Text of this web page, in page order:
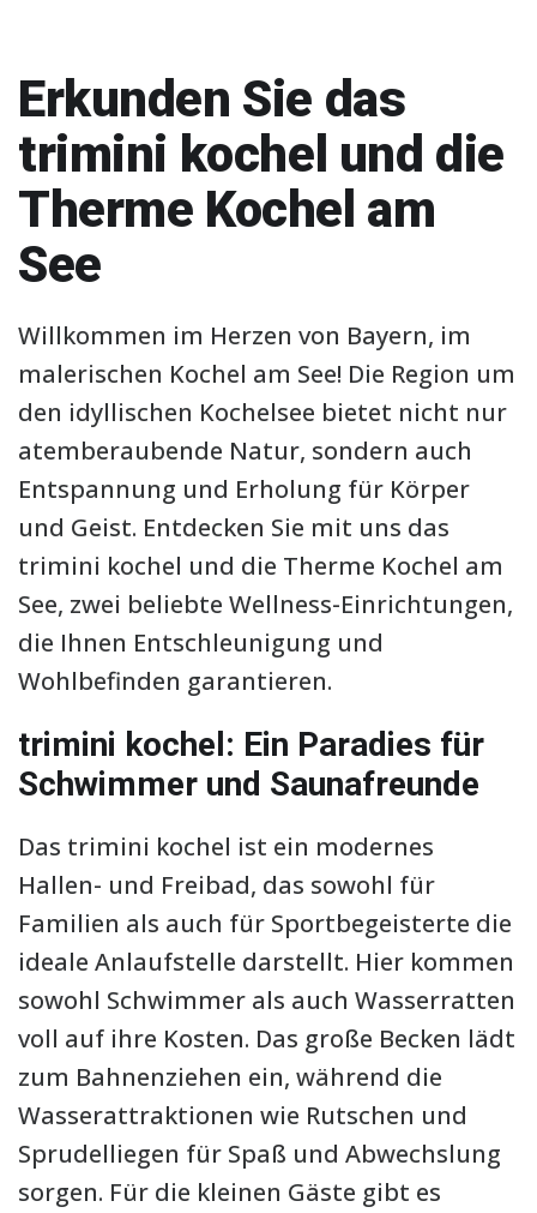
Erkunden Sie das
trimini kochel und die
Therme Kochel am
See
Willkommen im Herzen von Bayern, im
malerischen Kochel am See! Die Region um
den idyllischen Kochelsee bietet nicht nur
atemberaubende Natur, sondern auch
Entspannung und Erholung für Körper
und Geist. Entdecken Sie mit uns das
trimini kochel und die Therme Kochel am
See, zwei beliebte Wellness-Einrichtungen,
die Ihnen Entschleunigung und
Wohlbefinden garantieren.
trimini kochel: Ein Paradies für
Schwimmer und Saunafreunde
Das trimini kochel ist ein modernes
Hallen- und Freibad, das sowohl für
Familien als auch für Sportbegeisterte die
ideale Anlaufstelle darstellt. Hier kommen
sowohl Schwimmer als auch Wasserratten
voll auf ihre Kosten. Das große Becken lädt
zum Bahnenziehen ein, während die
Wasserattraktionen wie Rutschen und
Sprudelliegen für Spaß und Abwechslung
sorgen. Für die kleinen Gäste gibt es